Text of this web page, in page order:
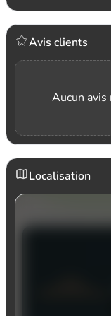
Avis clients
Aucun
Localisation